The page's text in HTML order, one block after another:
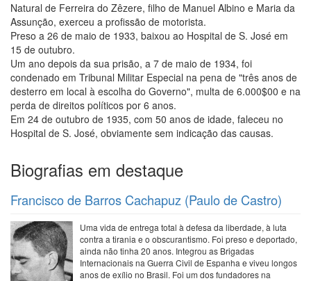
Natural de Ferreira do Zêzere, filho de Manuel Albino e Maria da
Assunção, exerceu a profissão de motorista.
Preso a 26 de maio de 1933, baixou ao Hospital de S. José em
15 de outubro.
Um ano depois da sua prisão, a 7 de maio de 1934, foi
condenado em Tribunal Militar Especial na pena de "três anos de
desterro em local à escolha do Governo", multa de 6.000$00 e na
perda de direitos políticos por 6 anos.
Em 24 de outubro de 1935, com 50 anos de idade, faleceu no
Hospital de S. José, obviamente sem indicação das causas.
Biografias em destaque
Francisco de Barros Cachapuz (Paulo de Castro)
Uma vida de entrega total à defesa da liberdade, à luta
contra a tirania e o obscurantismo. Foi preso e deportado,
ainda não tinha 20 anos. Integrou as Brigadas
Internacionais na Guerra Civil de Espanha e viveu longos
anos de exílio no Brasil. Foi um dos fundadores na